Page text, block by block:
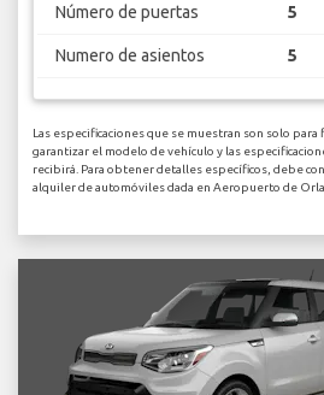
Número de puertas 5
Numero de asientos 5
Las especificaciones que se muestran son solo
garantizar el modelo de vehículo y las
recibirá. Para obtener detalles específicos, debe
alquiler de automóviles dada en Aeropuerto de